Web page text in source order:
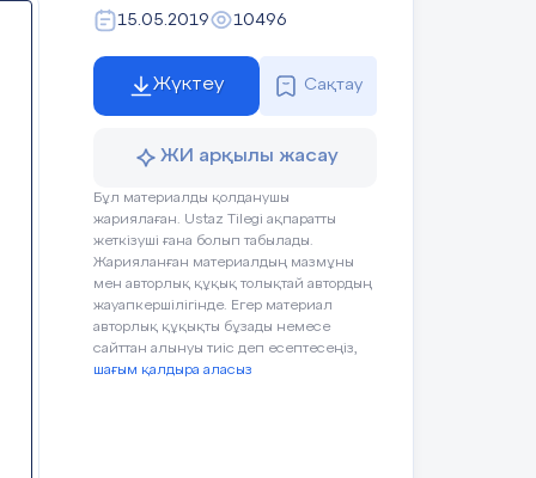
бейнесін ашатын
автор бейнесіне
түсіреді.
тақырыбында
негізге ала отырып,
өзіндік пікір білдіреді;
Жеке жұмыс
Үздік жұмыстар
оқылады.
ахуал
асыл қасиеті....»
жақсы қасиетін айтып,
Оқушылар сұрақтарға жауап
білдіреді.
Сабақтың тақырыбы мен
мақсаты айқындалады.
15.05.2019 10496
Жүктеу Сақтау
ЖИ арқылы жасау
Бұл материалды қолданушы
жариялаған. Ustaz Tilegi ақпаратты
жеткізуші ғана болып табылады.
Жарияланған материалдың мазмұны
мен авторлық құқық толықтай автордың
жауапкершілігінде. Егер материал
авторлық құқықты бұзады немесе
сайттан алынуы тиіс деп есептесеңіз,
шағым қалдыра аласыз